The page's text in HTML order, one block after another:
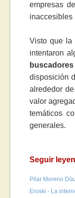
empresas
inaccesibles
Visto que la
intentaron
disposición
alrededor
valor
temáticos
generales.
Seguir
Pilar Moreno
Eroski - La